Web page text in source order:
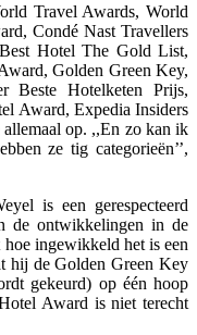
Travel Awards, World
Condé Nast Travellers
Hotel The Gold List,
Golden Green Key,
Beste Hotelketen Prijs,
Award, Expedia Insiders
op. ,,En zo kan ik
ze tig categorieën’’,
is een gerespecteerd
de ontwikkelingen in de
ingewikkeld het is een
hij de Golden Green Key
gekeurd) op één hoop
Award is niet terecht